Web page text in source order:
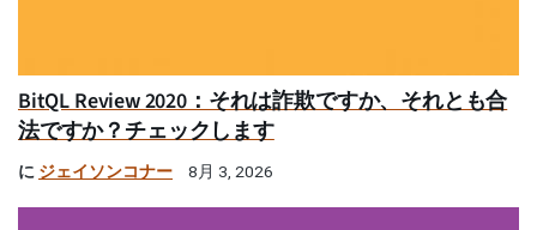
BitQL Review 2020：それは詐欺ですか、それとも合
法ですか？チェックします
に ジェイソンコナー 8月 3, 2026